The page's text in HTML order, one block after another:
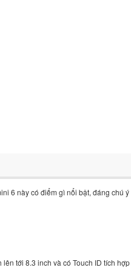
6 này có điểm gì nổi bật, đáng chú
tới 8.3 inch và có Touch ID tích